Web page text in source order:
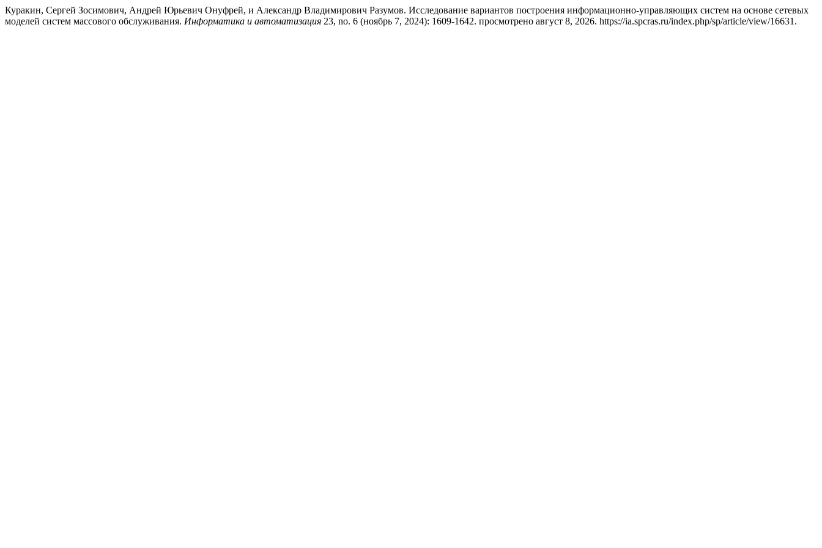
Куракин, Сергей Зосимович, Андрей Юрьевич Онуфрей, и Александр Владимирович Разумов. Исследование вариантов построения информационно-управляющих систем на основе сетевых
моделей систем массового обслуживания. Информатика и автоматизация 23, no. 6 (ноябрь 7, 2024): 1609-1642. просмотрено август 8, 2026. https://ia.spcras.ru/index.php/sp/article/view/16631.